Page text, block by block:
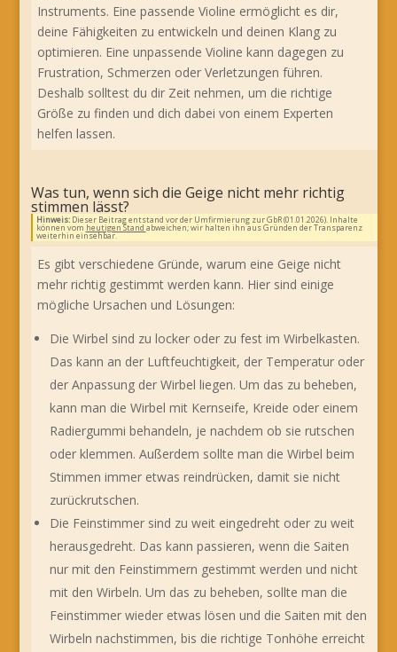
Instruments. Eine passende Violine ermöglicht es dir,
deine Fähigkeiten zu entwickeln und deinen Klang zu
optimieren. Eine unpassende Violine kann dagegen zu
Frustration, Schmerzen oder Verletzungen führen.
Deshalb solltest du dir Zeit nehmen, um die richtige
Größe zu finden und dich dabei von einem Experten
helfen lassen.
Was tun, wenn sich die Geige nicht mehr richtig
stimmen lässt?
Hinweis:Dieser Beitrag entstand vor der Umfirmierung zur GbR (01.01.2026). Inhalte
können vom heutigen Stand abweichen; wir halten ihn aus Gründen der Transparenz
weiterhin einsehbar.
Es gibt verschiedene Gründe, warum eine Geige nicht
mehr richtig gestimmt werden kann. Hier sind einige
mögliche Ursachen und Lösungen:
Die Wirbel sind zu locker oder zu fest im Wirbelkasten.
Das kann an der Luftfeuchtigkeit, der Temperatur oder
der Anpassung der Wirbel liegen. Um das zu beheben,
kann man die Wirbel mit Kernseife, Kreide oder einem
Radiergummi behandeln, je nachdem ob sie rutschen
oder klemmen. Außerdem sollte man die Wirbel beim
Stimmen immer etwas reindrücken, damit sie nicht
zurückrutschen.
Die Feinstimmer sind zu weit eingedreht oder zu weit
herausgedreht. Das kann passieren, wenn die Saiten
nur mit den Feinstimmern gestimmt werden und nicht
mit den Wirbeln. Um das zu beheben, sollte man die
Feinstimmer wieder etwas lösen und die Saiten mit den
Wirbeln nachstimmen, bis die richtige Tonhöhe erreicht